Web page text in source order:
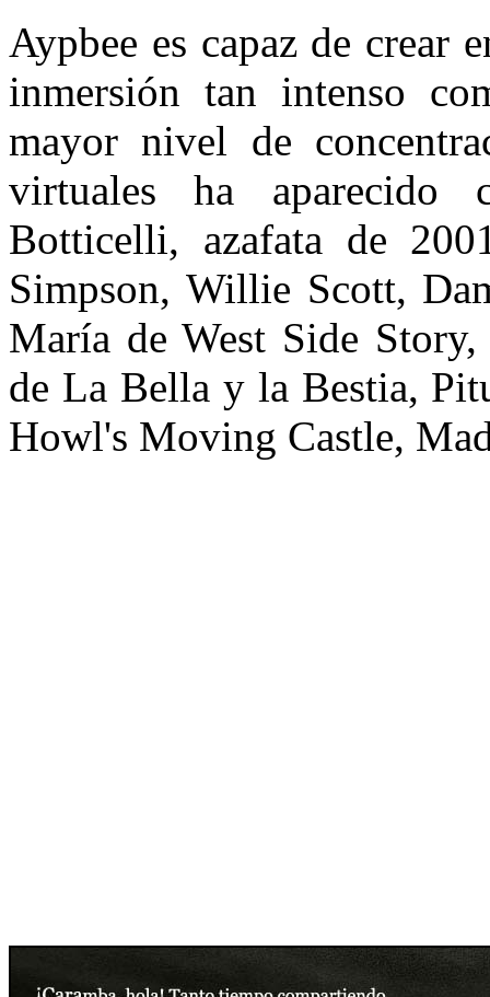
Aypbee es capaz de crear
inmersión tan intenso
mayor nivel de
virtuales ha aparecido
Botticelli, azafata de
Simpson, Willie Scott,
María de West Side
de La Bella y la Bestia,
Howl's Moving Castle,